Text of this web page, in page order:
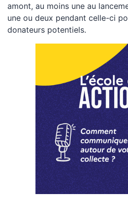
amont, au moins une au
une ou deux pendant celle-ci
donateurs potentiels.